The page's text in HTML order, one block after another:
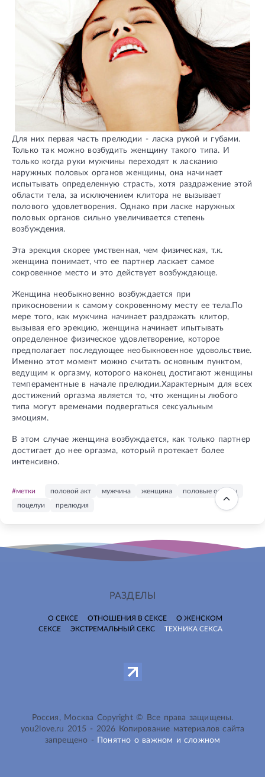
Для них первая часть прелюдии - ласка рукой и губами.
Только так можно возбудить женщину такого типа. И
только когда руки мужчины переходят к ласканию
наружных половых органов женщины, она начинает
испытывать определенную страсть, хотя раздражение этой
области тела, за исключением клитора не вызывает
полового удовлетворения. Однако при ласке наружных
половых органов сильно увеличивается степень
возбуждения.
Эта эрекция скорее умственная, чем физическая, т.к.
женщина понимает, что ее партнер ласкает самое
сокровенное место и это действует возбуждающе.
Женщина необыкновенно возбуждается при
прикосновении к самому сокровенному месту ее тела.По
мере того, как мужчина начинает раздражать клитор,
вызывая его эрекцию, женщина начинает ипытывать
определенное физическое удовлетворение, которое
предполагает последующее необыкновенное удовольствие.
Именно этот момент можно считать основным пунктом,
ведущим к оргазму, которого наконец достигают женщины
темпераментные в начале прелюдии.Характерным для всех
достижений оргазма является то, что женщины любого
типа могут временами подвергаться сексуальным
эмоциям.
В этом случае женщина возбуждается, как только партнер
достигает до нее оргазма, который протекает более
интенсивно.
#метки половой акт мужчина женщина
половые органы
поцелуи
прелюдия
РАЗДЕЛЫ
О СЕКСЕ ОТНОШЕНИЯ В СЕКСЕ
О ЖЕНСКОМ
СЕКСЕ
ЭКСТРЕМАЛЬНЫЙ СЕКС ТЕХНИКА СЕКСА
Россия, Москва Copyright © Все права защищены.
you2love.ru 2015 - 2026 Копирование материалов сайта
запрещено -
Понятно о важном и сложном